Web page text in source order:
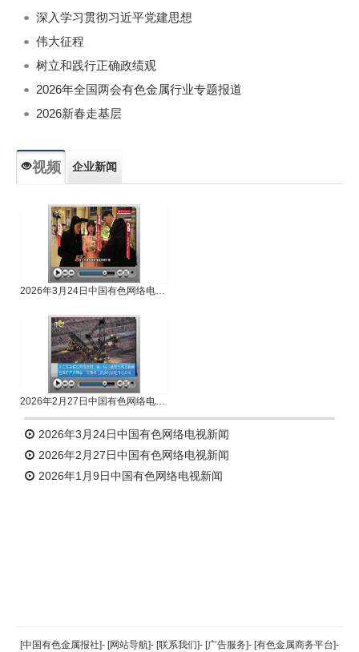
深入学习贯彻习近平党建思想
伟大征程
树立和践行正确政绩观
2026年全国两会有色金属行业专题报道
2026新春走基层
视频 企业新闻
2026年3月24日中国有色网络电视新闻
2026年2月27日中国有色网络电视新闻
2026年3月24日中国有色网络电视新闻
2026年2月27日中国有色网络电视新闻
2026年1月9日中国有色网络电视新闻
返回顶部
[中国有色金属报社]- [网站导航]- [联系我们]- [广告服务]- [有色金属商务平台]-